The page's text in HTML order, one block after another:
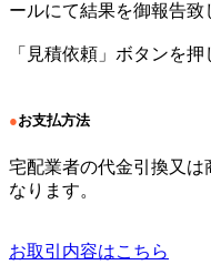
ールにて結果を御報告致
「見積依頼」ボタンを
●お支払方法
宅配業者の代金引換又は
なります。
お取引内容はこちら